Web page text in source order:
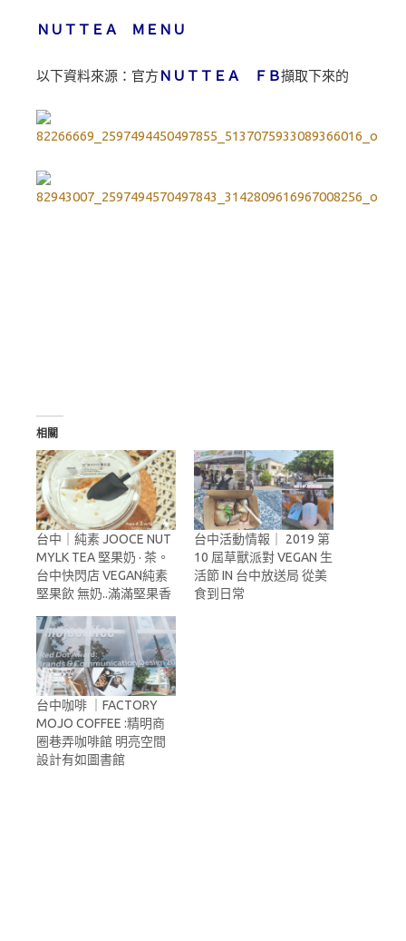
ＮＵＴＴＥＡ ＭＥＮＵ
以下資料來源：官方 ＮＵＴＴＥＡ ＦＢ擷取下來的
相關
台中｜純素 JOOCE NUT
MYLK TEA 堅果奶 · 茶。
台中快閃店 VEGAN純素
堅果飲 無奶..滿滿堅果香
台中活動情報｜ 2019 第
10 屆草獸派對 VEGAN 生
活節 IN 台中放送局 從美
食到日常
台中咖啡 ｜FACTORY
MOJO COFFEE :精明商
圈巷弄咖啡館 明亮空間
設計有如圖書館